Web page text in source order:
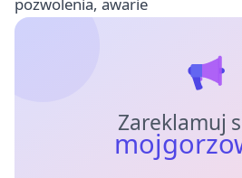
pozwolenia, awarie
Zareklamuj